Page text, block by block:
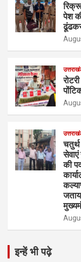
पेश
चतुर्थ
सेवाएं
की
इन्हें भी पढ़े